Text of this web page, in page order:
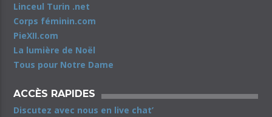
Linceul Turin .net
Corps féminin.com
PieXII.com
La lumière de Noël
Tous pour Notre Dame
ACCÈS RAPIDES
Discutez avec nous en live chat’